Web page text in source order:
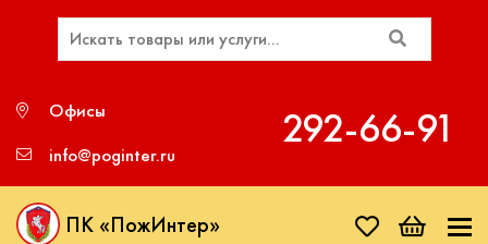
Офисы
info@poginter.ru
292‑66‑91
ПК «ПожИнтер»